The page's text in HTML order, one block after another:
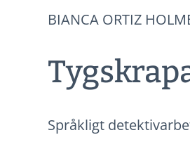
BIANCA ORTIZ
Språkligt